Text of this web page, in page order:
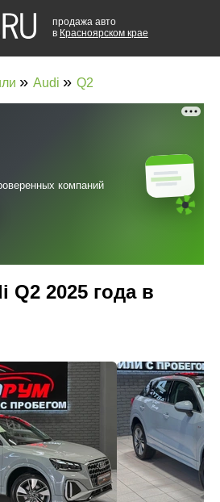
продажа авто
в Красноярском крае
» Audi » Q2
Q2 2025 года в